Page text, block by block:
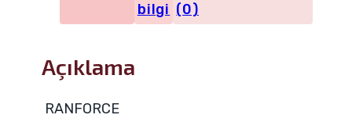
bilgi (0)
Açıklama
RANFORCE